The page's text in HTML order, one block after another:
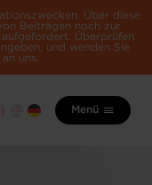
Über diese
Beiträgen noch zur
Überprüfen
und wenden Sie
uns.
Menü